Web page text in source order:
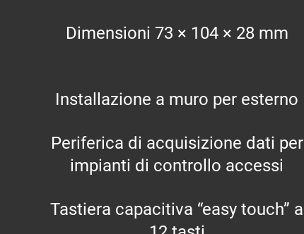
Dimensioni 73 × 104 × 28 mm
Installazione a muro per esterno
Periferica di acquisizione dati per
impianti di controllo accessi
Tastiera capacitiva “easy touch” a